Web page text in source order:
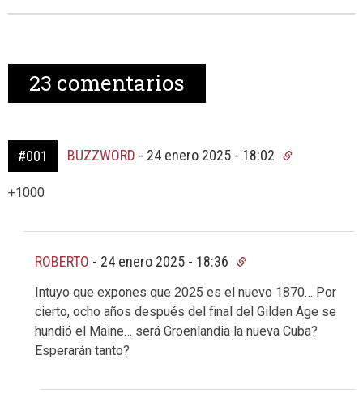
23 comentarios
#001 BUZZWORD - 24 enero 2025 - 18:02
+1000
ROBERTO - 24 enero 2025 - 18:36
Intuyo que expones que 2025 es el nuevo 1870… Por
cierto, ocho años después del final del Gilden Age se
hundió el Maine… será Groenlandia la nueva Cuba?
Esperarán tanto?